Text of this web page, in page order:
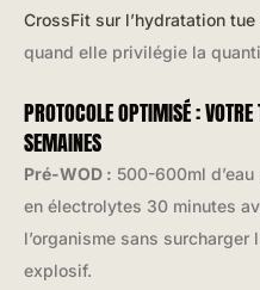
CrossFit sur l’hydratation
quand elle privilégie la
PROTOCOLE OPTIMISÉ :
SEMAINES
Pré-WOD : 500-600ml
en électrolytes 30 minutes
l’organisme sans surcharger
explosif.